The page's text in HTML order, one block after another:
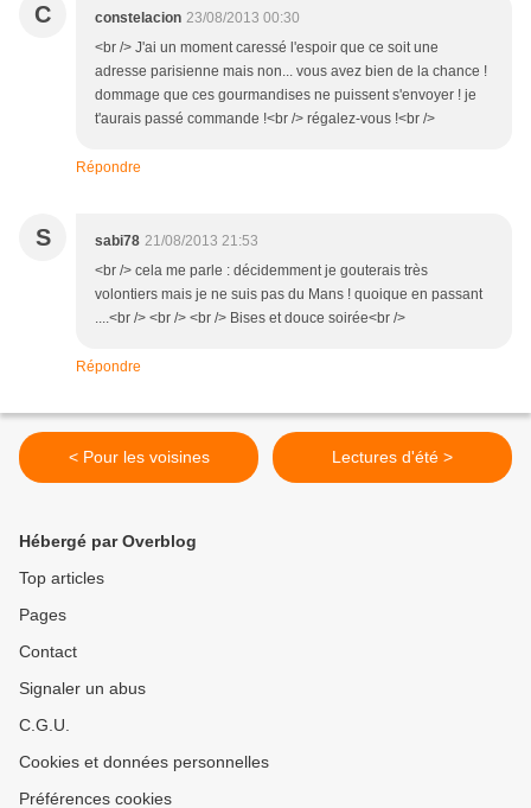
C constelacion 23/08/2013 00:30
<br /> J'ai un moment caressé l'espoir que ce soit une
adresse parisienne mais non... vous avez bien de la chance !
dommage que ces gourmandises ne puissent s'envoyer ! je
t'aurais passé commande !<br /> régalez-vous !<br />
Répondre
S sabi78 21/08/2013 21:53
<br /> cela me parle : décidemment je gouterais très
volontiers mais je ne suis pas du Mans ! quoique en passant
....<br /> <br /> <br /> Bises et douce soirée<br />
Répondre
< Pour les voisines Lectures d'été >
Hébergé par Overblog
Top articles
Pages
Contact
Signaler un abus
C.G.U.
Cookies et données personnelles
Préférences cookies